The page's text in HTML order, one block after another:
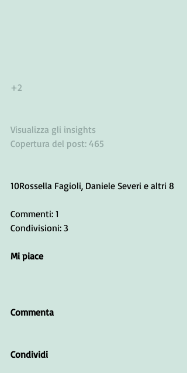
+2
Visualizza gli insights
Copertura del post: 465
10Rossella Fagioli, Daniele Severi e altri 8
Commenti: 1
Condivisioni: 3
Mi piace
Commenta
Condividi